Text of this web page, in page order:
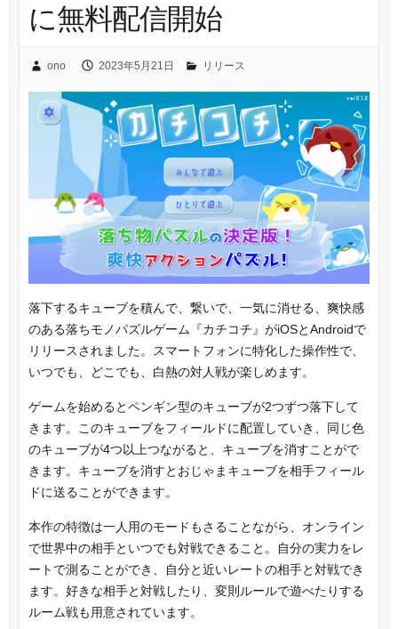
に無料配信開始
ono 2023年5月21日 リリース
落下するキューブを積んで、繋いで、一気に消せる、爽快感
のある落ちモノパズルゲーム『カチコチ』がiOSとAndroidで
リリースされました。スマートフォンに特化した操作性で、
いつでも、どこでも、白熱の対人戦が楽しめます。
ゲームを始めるとペンギン型のキューブが2つずつ落下して
きます。このキューブをフィールドに配置していき、同じ色
のキューブが4つ以上つながると、キューブを消すことがで
きます。キューブを消すとおじゃまキューブを相手フィール
ドに送ることができます。
本作の特徴は一人用のモードもさることながら、オンライン
で世界中の相手といつでも対戦できること。自分の実力をレ
ートで測ることができ、自分と近いレートの相手と対戦でき
ます。好きな相手と対戦したり、変則ルールで遊べたりする
ルーム戦も用意されています。